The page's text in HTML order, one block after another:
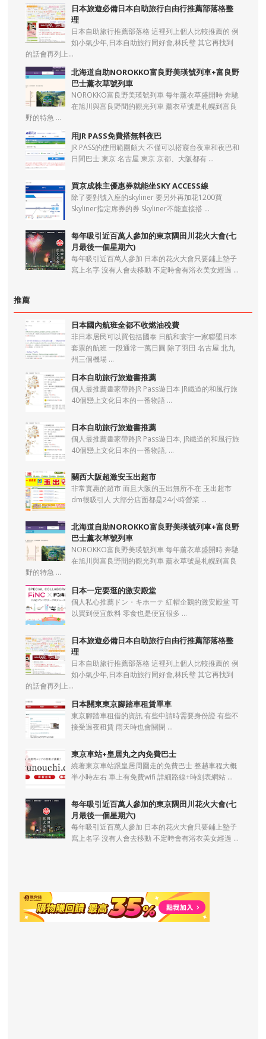
日本旅遊必備日本自助旅行自由行推薦部落格整
理
日本自助旅行推薦部落格 這裡列上個人比較推薦的 例
如小氣少年,日本自助旅行同好會,林氏璧 其它再找到
的話會再列上...
北海道自助NOROKKO富良野美瑛號列車+富良野
巴士薰衣草號列車
NOROKKO富良野美瑛號列車 每年薰衣草盛開時 奔馳
在旭川與富良野間的觀光列車 薰衣草號是札幌到富良
野的特急 ...
用JR PASS免費搭無料夜巴
JR PASS的使用範圍頗大 不僅可以搭寢台夜車和夜巴和
日間巴士 東京 名古屋 東京 京都、大阪都有 ...
買京成株主優惠券就能坐SKY ACCESS線
除了要對號入座的skyliner 要另外再加花1200買
Skyliner指定席券的券 Skyliner不能直接搭 ...
每年吸引近百萬人參加的東京隅田川花火大會(七
月最後一個星期六)
每年吸引近百萬人參加 日本的花火大會只要鋪上墊子
寫上名字 沒有人會去移動 不定時會有浴衣美女經過 ...
推薦
日本國內航班全都不收燃油稅費
非日本居民可以買包括國泰 日航和寰宇一家聯盟日本
套票的航班 一段通常一萬日圓 除了羽田 名古屋 北九
州三個機場 ...
日本自助旅行旅遊書推薦
個人最推薦畫家帶路JR Pass遊日本 JR鐵道的和風行旅
40個戀上文化日本的一番物語 ...
日本自助旅行旅遊書推薦
個人最推薦畫家帶路JR Pass遊日本, JR鐵道的和風行旅
40個戀上文化日本的一番物語, ...
關西大阪超激安玉出超市
非常實惠的超市 而且大阪的玉出無所不在 玉出超市
dm很吸引人 大部分店面都是24小時營業 ...
北海道自助NOROKKO富良野美瑛號列車+富良野
巴士薰衣草號列車
NOROKKO富良野美瑛號列車 每年薰衣草盛開時 奔馳
在旭川與富良野間的觀光列車 薰衣草號是札幌到富良
野的特急 ...
日本一定要逛的激安殿堂
個人私心推薦ドン・キホーテ 紅帽企鵝的激安殿堂 可
以買到便宜飲料 零食也是便宜很多 ...
日本旅遊必備日本自助旅行自由行推薦部落格整
理
日本自助旅行推薦部落格 這裡列上個人比較推薦的 例
如小氣少年,日本自助旅行同好會,林氏璧 其它再找到
的話會再列上...
日本關東東京腳踏車租賃單車
東京腳踏車租借的資訊 有些申請時需要身份證 有些不
接受過夜租賃 雨天時也會關閉 ...
東京車站+皇居丸之內免費巴士
繞著東京車站跟皇居周圍走的免費巴士 整趟車程大概
半小時左右 車上有免費wifi 詳細路線+時刻表網站 ...
每年吸引近百萬人參加的東京隅田川花火大會(七
月最後一個星期六)
每年吸引近百萬人參加 日本的花火大會只要鋪上墊子
寫上名字 沒有人會去移動 不定時會有浴衣美女經過 ...